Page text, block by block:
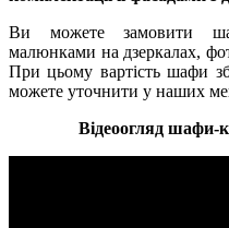
Ви можете замовити
малюнками на дзеркалах,
При цьому вартість шафи
можете уточнити у наших
Відеоогляд шафи-